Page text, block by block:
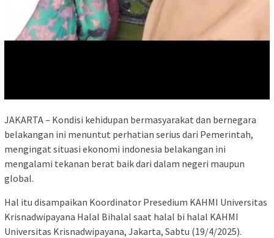
JAKARTA – Kondisi kehidupan bermasyarakat dan bernegara
belakangan ini menuntut perhatian serius dari Pemerintah,
mengingat situasi ekonomi indonesia belakangan ini
mengalami tekanan berat baik dari dalam negeri maupun
global.
Hal itu disampaikan Koordinator Presedium KAHMI Universitas
Krisnadwipayana Halal Bihalal saat halal bi halal KAHMI
Universitas Krisnadwipayana, Jakarta, Sabtu (19/4/2025).